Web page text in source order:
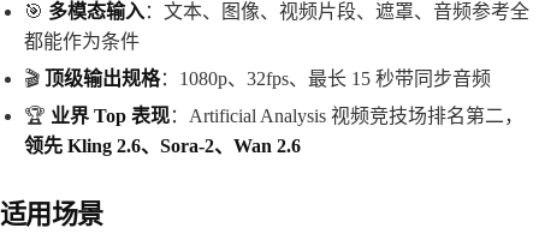
🎯 多模态输入：文本、图像、视频片段、遮罩、音频参考全
都能作为条件
🎬 顶级输出规格：1080p、32fps、最长 15 秒带同步音频
🏆 业界 Top 表现：Artificial Analysis 视频竞技场排名第二，
领先 Kling 2.6、Sora-2、Wan 2.6
适用场景